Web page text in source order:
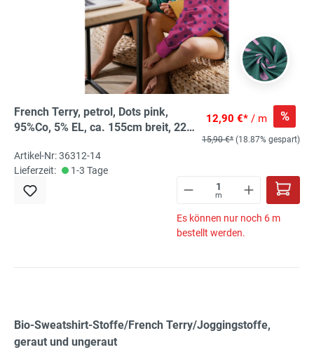
French Terry, petrol, Dots pink,
95%Co, 5% EL, ca. 155cm breit, 225
12,90 €* / m %
15,90 €* (18.87% gespart)
Artikel-Nr: 36312-14
Lieferzeit:
1-3 Tage
m
Es können nur noch 6 m
bestellt werden.
Bio-Sweatshirt-Stoffe/French Terry/Joggingstoffe,
geraut und ungeraut